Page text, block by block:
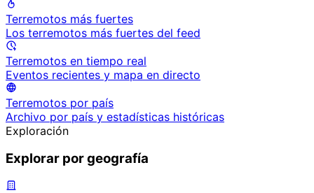
Terremotos más fuertes
Los terremotos más fuertes del feed
Terremotos en tiempo real
Eventos recientes y mapa en directo
Terremotos por país
Archivo por país y estadísticas históricas
Exploración
Explorar por geografía